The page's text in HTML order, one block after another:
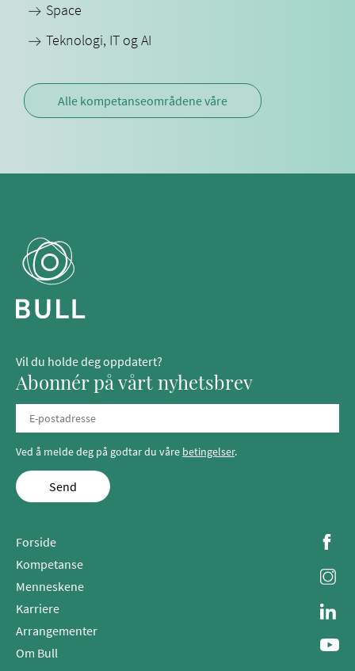
Space
Teknologi, IT og AI
Alle kompetanseområdene våre
Vil du holde deg oppdatert?
Abonnér på vårt nyhetsbrev
Ved å melde deg på godtar du våre betingelser.
Send
Forside
Kompetanse
Menneskene
Karriere
Arrangementer
Om Bull